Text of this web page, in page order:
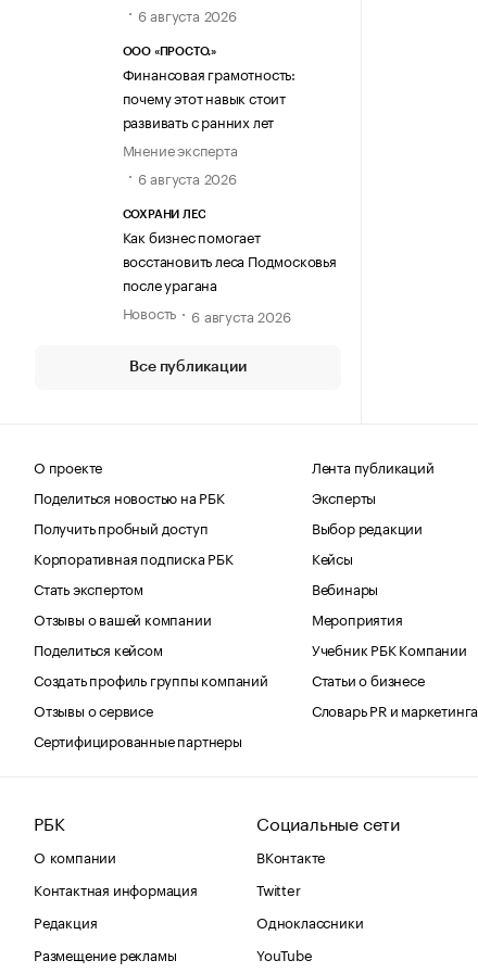
6 августа 2026
ООО «ПРОСТО.»
Финансовая грамотность:
почему этот навык стоит
развивать с ранних лет
Мнение эксперта
6 августа 2026
СОХРАНИ ЛЕС
Как бизнес помогает
восстановить леса Подмосковья
после урагана
Новость
6 августа 2026
Все публикации
О проекте
Поделиться новостью на РБК
Получить пробный доступ
Корпоративная подписка РБК
Стать экспертом
Отзывы о вашей компании
Поделиться кейсом
Создать профиль группы компаний
Отзывы о сервисе
Сертифицированные партнеры
Лента публикаций
Эксперты
Выбор редакции
Кейсы
Вебинары
Мероприятия
Учебник РБК Компании
Статьи о бизнесе
Словарь PR и маркетинга
РБК
О компании
Контактная информация
Редакция
Размещение рекламы
Социальные сети
ВКонтакте
Twitter
Одноклассники
YouTube